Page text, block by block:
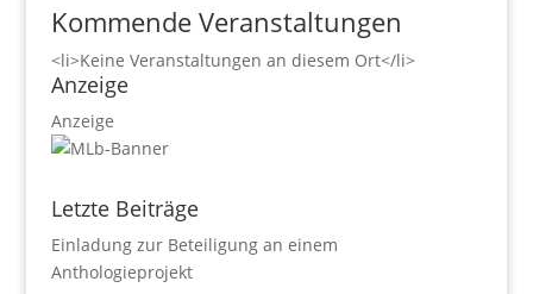
Kommende Veranstaltungen
<li>Keine Veranstaltungen an diesem Ort</li>
Anzeige
Anzeige
Letzte Beiträge
Einladung zur Beteiligung an einem
Anthologieprojekt